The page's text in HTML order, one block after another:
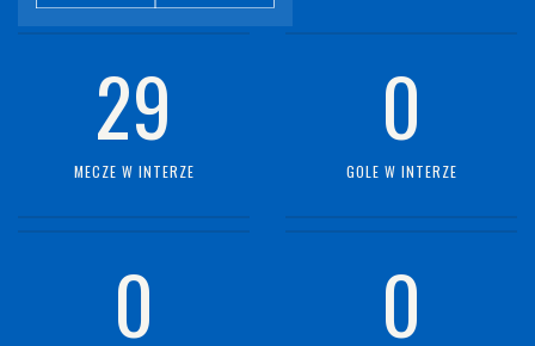
29
MECZE W INTERZE
0
GOLE W INTERZE
0 0